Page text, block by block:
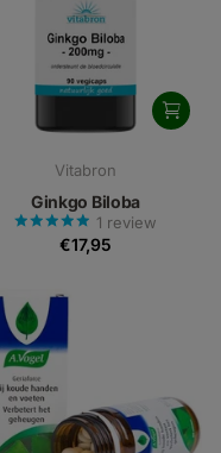
Vitabron
Ginkgo Biloba
1 review
€17,95